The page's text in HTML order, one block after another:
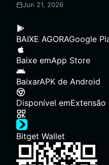
Jun 21, 2026
BAIXE AGORAGoogle
Baixe emApp Store
BaixarAPK de Android
Disponível em
Bitget Wallet